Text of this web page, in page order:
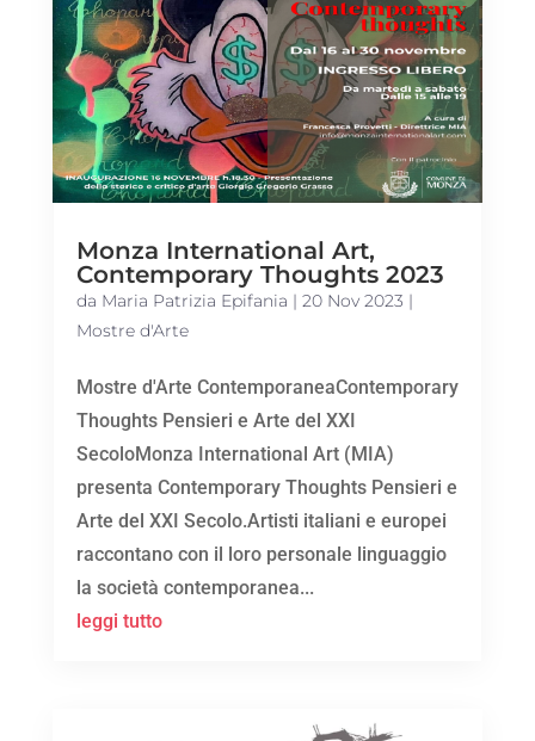
Monza International Art,
Contemporary Thoughts 2023
da Maria Patrizia Epifania | 20 Nov 2023 |
Mostre d'Arte
Mostre d'Arte ContemporaneaContemporary
Thoughts Pensieri e Arte del XXI
SecoloMonza International Art (MIA)
presenta Contemporary Thoughts Pensieri e
Arte del XXI Secolo.Artisti italiani e europei
raccontano con il loro personale linguaggio
la società contemporanea...
leggi tutto